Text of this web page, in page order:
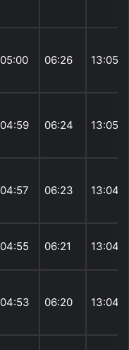
05:00 06:26 13:05
04:59 06:24 13:05
04:57 06:23 13:04
04:55 06:21 13:04
04:53 06:20 13:04